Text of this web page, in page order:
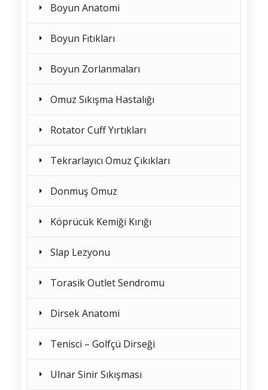
Boyun Anatomi
Boyun Fıtıkları
Boyun Zorlanmaları
Omuz Sıkışma Hastalığı
Rotator Cuff Yırtıkları
Tekrarlayıcı Omuz Çıkıkları
Donmuş Omuz
Köprücük Kemiği Kırığı
Slap Lezyonu
Torasik Outlet Sendromu
Dirsek Anatomi
Tenisci – Golfçü Dirseği
Ulnar Sinir Sıkışması